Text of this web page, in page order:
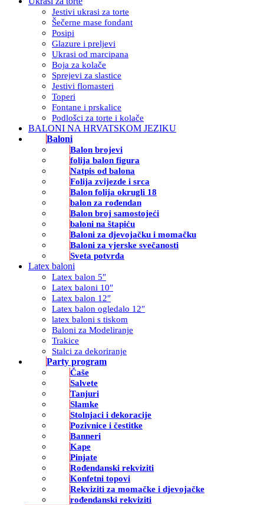
Jestivi ukrasi za torte
Šečerne mase fondant
Posipi
Glazure i preljevi
Ukrasi od marcipana
Boja za kolače
Sprejevi za slastice
Jestivi flomasteri
Toperi
Fontane i prskalice
Podlošci za torte i kolače
BALONI NA HRVATSKOM JEZIKU
Baloni
Balon brojevi
folija balon figura
Natpis od balona
Folija zvijezde i srca
Balon folija okrugli 18
balon za rođendan
Balon broj samostojeći
baloni na štapiću
Baloni za djevojačku i momačku
Baloni za vjerske svečanosti
Sveta potvrda
Latex baloni
Latex balon 5″
Latex baloni 10″
Latex balon 12″
Latex balon ogledalo 12″
latex baloni s tiskom
Baloni za Modeliranje
Trakice
Stalci za dekoriranje
Party program
Čaše
Salvete
Tanjuri
Slamke
Stolnjaci i dekoracije
Pozivnice i čestitke
Banneri
Kape
Pinjate
Rođendanski rekviziti
Konfetni topovi
Rekviziti za momačke i djevojačke
rođendanski rekviziti